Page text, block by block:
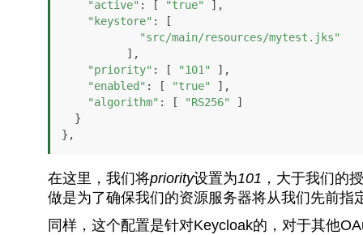
"active" : [ "true"
],
"keystore" : [
"src/main/resources/mytest.jks"
"priority" : [ "101"
],
"enabled" : [ "true"
],
"algorithm" : [ "RS256"
]
},
在这里，我们将priority设置为101 ，大于我们的
做是为了确保我们的资源服务器将从我们先前指
同样，这个配置是针对Keycloak的，对于其他